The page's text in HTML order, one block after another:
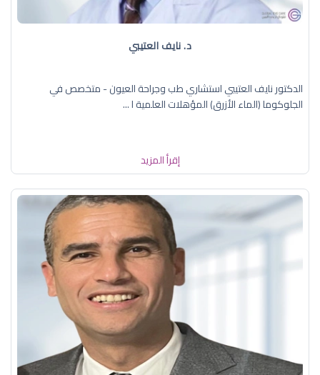
د. نايف العتيبي
الدكتور نايف العتيبي استشاري طب وجراحة العيون - متخصص في
الجلوكوما (الماء الأزرق) المؤهلات العلمية ا ...
إقرأ المزيد